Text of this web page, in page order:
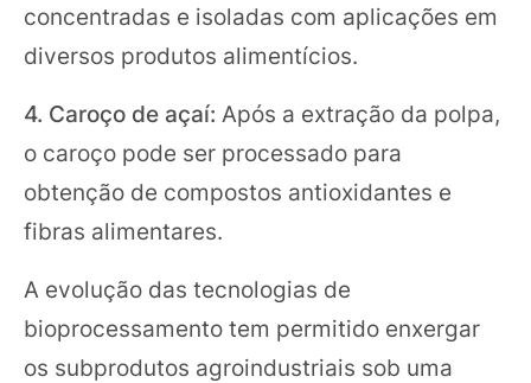
concentradas e isoladas com aplicações em
diversos produtos alimentícios.
4. Caroço de açaí: Após a extração da polpa,
o caroço pode ser processado para
obtenção de compostos antioxidantes e
fibras alimentares.
A evolução das tecnologias de
bioprocessamento tem permitido enxergar
os subprodutos agroindustriais sob uma